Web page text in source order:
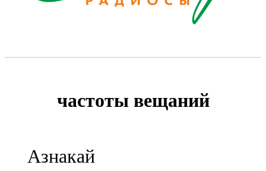
частоты вещаний
Азнакай